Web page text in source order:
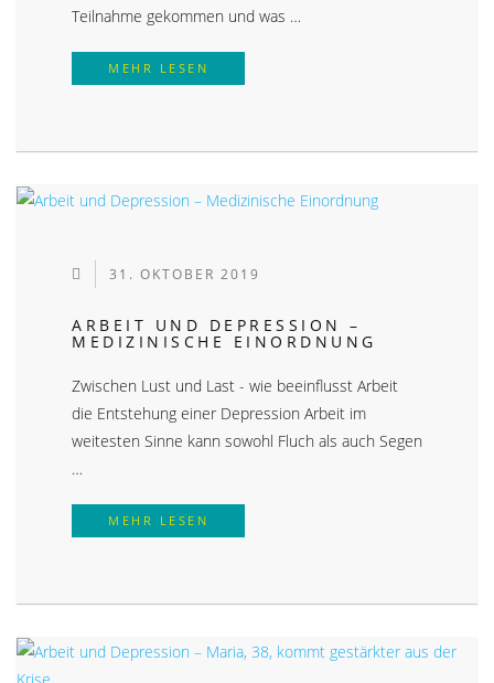
Teilnahme gekommen und was …
MEHR LESEN
31. OKTOBER 2019
ARBEIT UND DEPRESSION –
MEDIZINISCHE EINORDNUNG
Zwischen Lust und Last - wie beeinflusst Arbeit
die Entstehung einer Depression Arbeit im
weitesten Sinne kann sowohl Fluch als auch Segen
…
MEHR LESEN